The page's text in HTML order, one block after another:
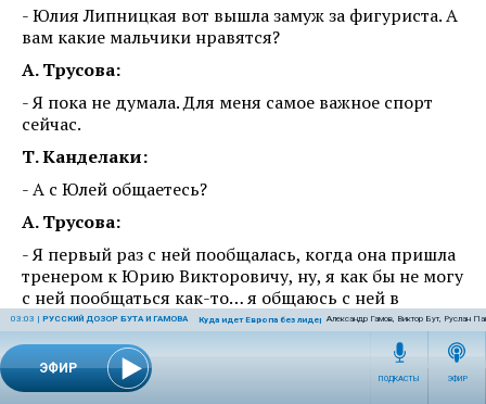
ЭФИР
03:03 | РУССКИЙ ДОЗОР БУТА И ГАМОВА Куда идет Европа без лидеров?Александр Гамов, Виктор Бут, Руслан
ПОДКАСТЫ ЭФИР
- Юлия Липницкая вот вышла замуж за фигуриста. А
вам какие мальчики нравятся?
А. Трусова:
- Я пока не думала. Для меня самое важное спорт
сейчас.
Т. Канделаки:
- А с Юлей общаетесь?
А. Трусова:
- Я первый раз с ней пообщалась, когда она пришла
тренером к Юрию Викторовичу, ну, я как бы не могу
с ней пообщаться как-то… я общаюсь с ней в
данный момент на «вы» даже - я ее Юлей называю,
но на вы, потому что она тренер и я не могу как бы
позволить себе обратиться к тренеру на ты.
Т. Канделаки: